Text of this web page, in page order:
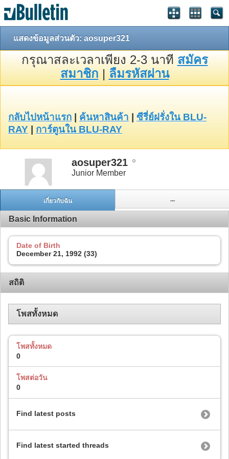
แสดงข้อมูลส่วนตัว: aosuper321
กรุณาสละเวลาเพียง 2-3 นาที สมัคร
สมาชิก | ลืมรหัสผ่าน
กลับไปหน้าแรก ค้นหาสินค้า
ซีรี่ย์ฝรั่งใน BLU-
RAY
การ์ตูนใน BLU-RAY
aosuper321
Junior Member
เกี่ยวกับฉัน ...
Basic Information
Date of Birth
December 21, 1992 (33)
สถิติ
โพสทั้งหมด
โพสทั้งหมด
0
โพสต่อวัน
0
Find latest posts
Find latest started threads